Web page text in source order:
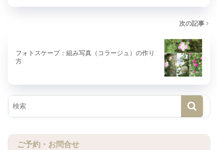
次の記事
フォトスケープ：組み写真（コラージュ）の作り
方
ご予約・お問合せ